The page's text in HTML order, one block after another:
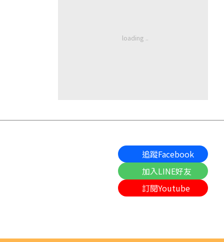
追蹤Facebook
加入LINE好友
訂閱Youtube